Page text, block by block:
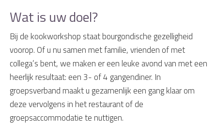
Wat is uw doel?
Bij de kookworkshop staat bourgondische gezelligheid
voorop. Of u nu samen met familie, vrienden of met
collega’s bent, we maken er een leuke avond van met een
heerlijk resultaat: een 3- of 4 gangendiner. In
groepsverband maakt u gezamenlijk een gang klaar om
deze vervolgens in het restaurant of de
groepsaccommodatie te nuttigen.